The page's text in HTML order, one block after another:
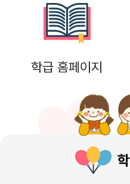
학급 홈페이지